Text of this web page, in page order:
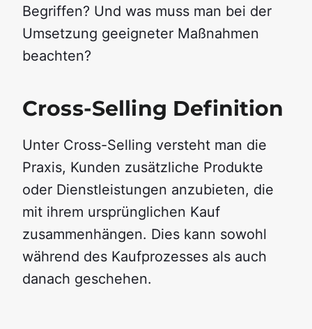
Begriffen? Und was muss man bei der
Umsetzung geeigneter Maßnahmen
beachten?
Cross-Selling Definition
Unter Cross-Selling versteht man die
Praxis, Kunden zusätzliche Produkte
oder Dienstleistungen anzubieten, die
mit ihrem ursprünglichen Kauf
zusammenhängen. Dies kann sowohl
während des Kaufprozesses als auch
danach geschehen.